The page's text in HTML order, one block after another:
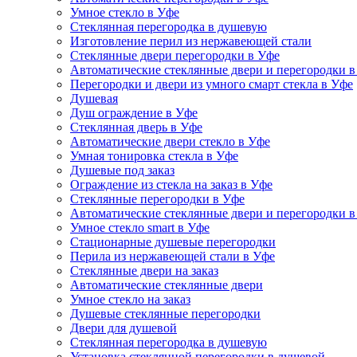
Умное стекло в Уфе
Стеклянная перегородка в душевую
Изготовление перил из нержавеющей стали
Стеклянные двери перегородки в Уфе
Автоматические стеклянные двери и перегородки
Перегородки и двери из умного смарт стекла в Уфе
Душевая
Душ ограждение в Уфе
Стеклянная дверь в Уфе
Автоматические двери стекло в Уфе
Умная тонировка стекла в Уфе
Душевые под заказ
Ограждение из стекла на заказ в Уфе
Стеклянные перегородки в Уфе
Автоматические стеклянные двери и перегородки
Умное стекло smart в Уфе
Стационарные душевые перегородки
Перила из нержавеющей стали в Уфе
Стеклянные двери на заказ
Автоматические стеклянные двери
Умное стекло на заказ
Душевые стеклянные перегородки
Двери для душевой
Стеклянная перегородка в душевую